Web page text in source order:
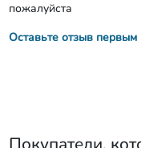
пожалуйста
Оставьте отзыв первым